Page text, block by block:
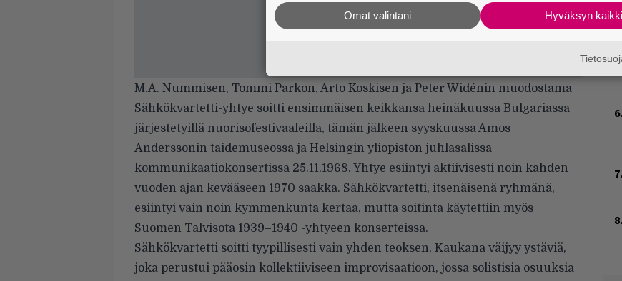
M.A. Nummisen, Tommi Parkon, Arto Koskisen ja Peter Widénin muodostama
Sähkökvartetti-yhtye soitti ensimmäisen keikkansa heinäkuussa Bulgariassa
järjestetyillä nuorisofestivaaleilla, tämän jälkeen syyskuussa Amos
Anderssonin taidemuseossa ja Helsingin yliopiston juhlasalissa
kommunikaatiokonsertissa 25.11.1968. Yhtye esiintyi aktiivisesti noin kahden
vuoden ajan kevääseen 1970 saakka. Sähkökvartetti, itsenäisenä ryhmänä,
esiintyi vain noin kymmenkunta kertaa, mutta soitinta käytettiin myös
Suomen Talvisota 1939–1940 -yhtyeen konserteissa.
Sähkökvartetti soitti tyypillisesti vain yhden teoksen, Kaukana väijyy ystäviä,
joka perustui pääosin kollektiiviseen improvisaatioon, jossa solistisia osuuksia
Hyväksyn kaikki
Omat valintani